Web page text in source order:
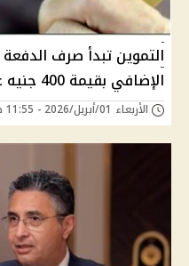
التموين تبدأ صرف
الإضافي بقيمة 400 جنيه علي البطاقات التموينية
الأربعاء 01/أبريل/2026 - 11:55 ص